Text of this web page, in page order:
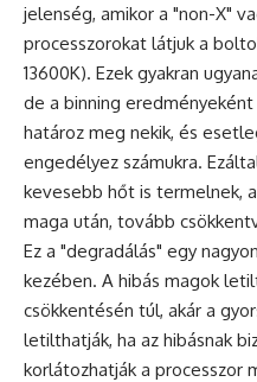
jelenség, amikor a "non-X"
processzorokat látjuk a
13600K). Ezek gyakran
de a binning
határoz meg nekik, és
engedélyez számukra.
kevesebb hőt is termelnek,
maga után, tovább
Ez a "degradálás" egy
kezében. A hibás magok
csökkentésén túl, akár a
letilthatják, ha az hibásnak
korlátozhatják a processzor